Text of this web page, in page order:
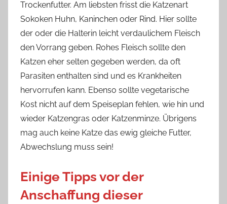
Trockenfutter. Am liebsten frisst die Katzenart
Sokoken Huhn, Kaninchen oder Rind. Hier sollte
der oder die Halterin leicht verdaulichem Fleisch
den Vorrang geben. Rohes Fleisch sollte den
Katzen eher selten gegeben werden, da oft
Parasiten enthalten sind und es Krankheiten
hervorrufen kann. Ebenso sollte vegetarische
Kost nicht auf dem Speiseplan fehlen, wie hin und
wieder Katzengras oder Katzenminze. Übrigens
mag auch keine Katze das ewig gleiche Futter,
Abwechslung muss sein!
Einige Tipps vor der
Anschaffung dieser